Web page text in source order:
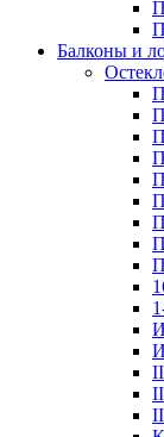
Балконы и